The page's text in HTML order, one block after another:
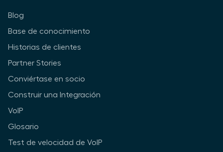
Blog
Base de conocimiento
Historias de clientes
Partner Stories
Conviértase en socio
Construir una Integración
VoIP
Glosario
Test de velocidad de VoIP